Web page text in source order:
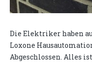
Die Elektriker haben
Loxone
Abgeschlossen. Alles